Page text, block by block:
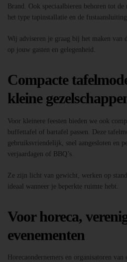
Brand. Ook speciaalbieren behoren tot
het type tapinstallatie en de
Wij adviseren je graag bij het maken van
op jouw gasten en gelegenheid.
Compacte
kleine
Voor kleinere feesten bieden we ook
buffettafel of bartafel passen. Deze
gebruiksvriendelijk, snel aangesloten en
verjaardagen of BBQ’s.
Ze zijn licht van gewicht, werken op
ideaal wanneer je beperkte ruimte hebt.
Voor horeca,
evenementen
Horecaondernemers en organisatoren